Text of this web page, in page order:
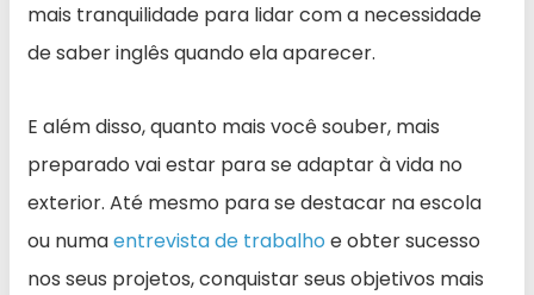
mais tranquilidade para lidar com a necessidade
de saber inglês quando ela aparecer.
E além disso, quanto mais você souber, mais
preparado vai estar para se adaptar à vida no
exterior. Até mesmo para se destacar na escola
ou numaentrevista de trabalho e obter sucesso
nos seus projetos, conquistar seus objetivos mais